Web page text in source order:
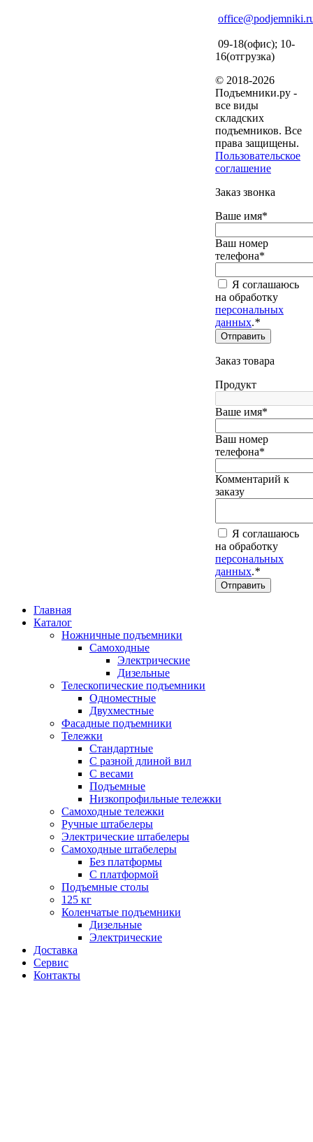
09-18(офис); 10-
16(отгрузка)
© 2018-2026
Подъемники.ру -
все виды
складских
подъемников. Все
права защищены.
Пользовательское
соглашение
Заказ звонка
Ваше имя*
Ваш номер
телефона*
Я соглашаюсь
на обработку
персональных
данных.*
Отправить
Заказ товара
Продукт
Ваше имя*
Ваш номер
телефона*
Комментарий к
заказу
Я соглашаюсь
на обработку
персональных
данных.*
Отправить
Главная
Каталог
Ножничные подъемники
Самоходные
Электрические
Дизельные
Телескопические подъемники
Одноместные
Двухместные
Фасадные подъемники
Тележки
Стандартные
С разной длиной вил
С весами
Подъемные
Низкопрофильные тележки
Самоходные тележки
Ручные штабелеры
Электрические штабелеры
Самоходные штабелеры
Без платформы
С платформой
Подъемные столы
125 кг
Коленчатые подъемники
Дизельные
Электрические
Доставка
Сервис
Контакты